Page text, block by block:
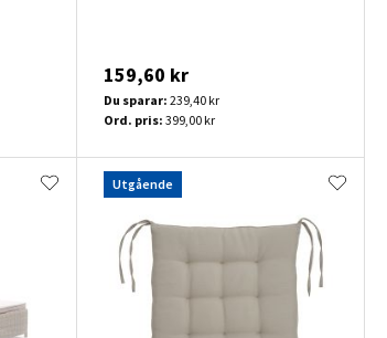
159,60 kr
Du sparar: 239,40 kr
Ord. pris: 399,00 kr
Utgående